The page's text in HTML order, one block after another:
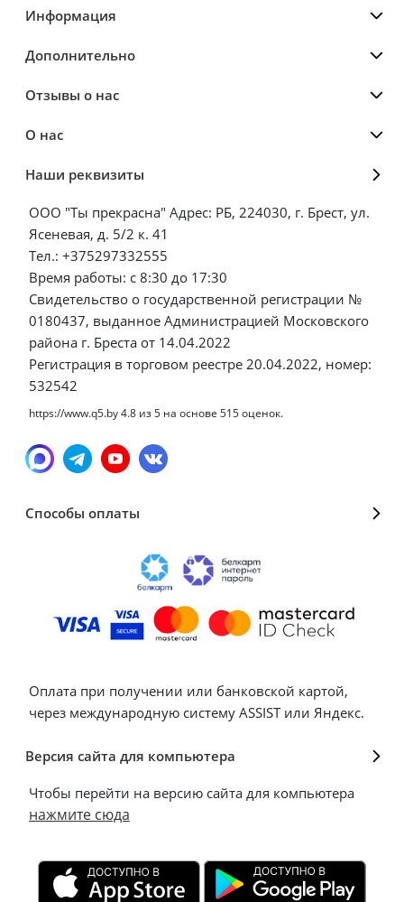
Информация
Дополнительно
Отзывы о нас
О нас
Наши реквизиты
ООО "Ты прекрасна" Адрес: РБ, 224030, г. Брест, ул.
Ясеневая, д. 5/2 к. 41
Тел.: +375297332555
Время работы: с 8:30 до 17:30
Свидетельство о государственной регистрации №
0180437, выданное Администрацией Московского
района г. Бреста от 14.04.2022
Регистрация в торговом реестре 20.04.2022, номер:
532542
https://www.q5.by4.8 из5 на основе 515оценок.
Способы оплаты
Оплата при получении или банковской картой,
через международную систему ASSIST или Яндекс.
Версия сайта для компьютера
Чтобы перейти на версию сайта для компьютера
нажмите сюда